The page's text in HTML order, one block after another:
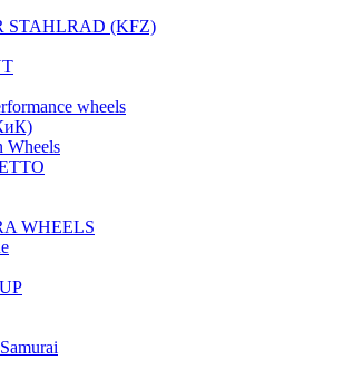
STAHLRAD (KFZ)
wheels
Wheels
WHEELS